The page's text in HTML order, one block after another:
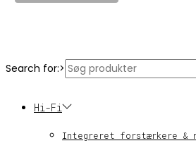
Search for:>
Hi-Fi
Integreret forstærkere &